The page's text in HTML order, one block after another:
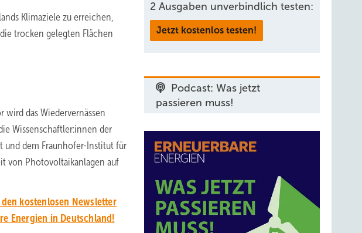
Klimaziele zu erreichen,
trocken gelegten Flächen
das Wiedervernässen
Wissenschaftler:innen der
dem Fraunhofer-Institut für
von Photovoltaikanlagen auf
kostenlosen Newsletter
Energien in Deutschland!
2 Ausgaben unverbindlich testen:
Jetzt kostenlos testen!
Podcast: Was jetzt
passieren muss!